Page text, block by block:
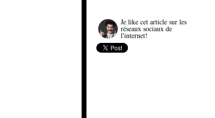
Je like cet article sur les
réseaux sociaux de
l'internet!